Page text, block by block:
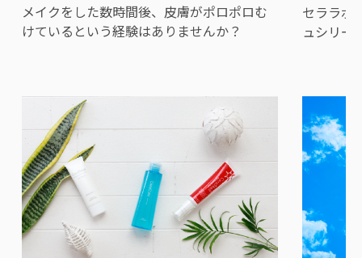
メイクをした数時間後、皮膚がポロポロむ
けているという経験はありませんか？
セララボ
ュシリー